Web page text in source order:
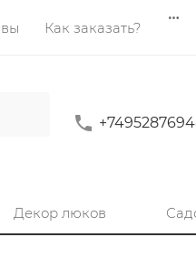
Как заказать?
Декор люков